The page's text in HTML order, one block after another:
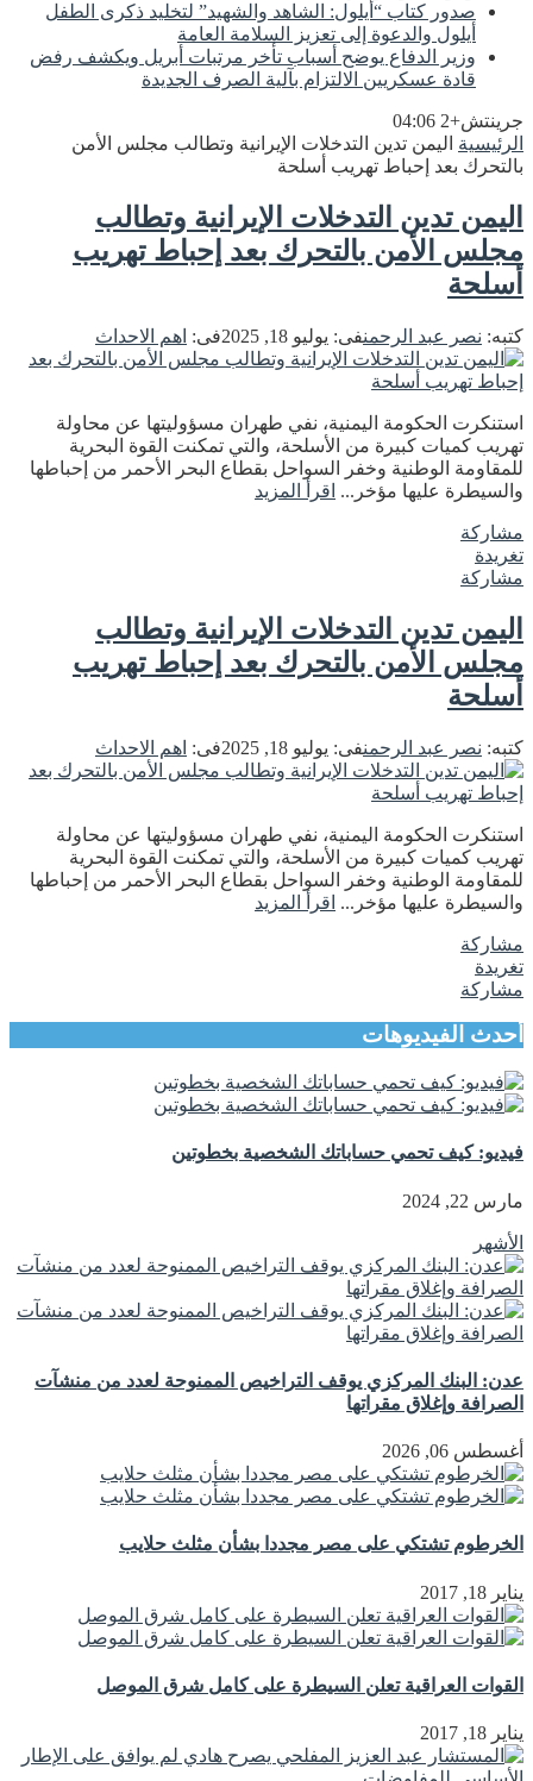
صدور كتاب “أيلول: الشاهد والشهيد” لتخليد ذكرى الطفل
أيلول والدعوة إلى تعزيز السلامة العامة
وزير الدفاع يوضح أسباب تأخر مرتبات أبريل ويكشف رفض
قادة عسكريين الالتزام بآلية الصرف الجديدة
جرينتش+2 04:06
الرئيسية اليمن تدين التدخلات الإيرانية وتطالب مجلس الأمن
بالتحرك بعد إحباط تهريب أسلحة
اليمن تدين التدخلات الإيرانية وتطالب
مجلس الأمن بالتحرك بعد إحباط تهريب
أسلحة
كتبه: نصر عبد الرحمنفى: يوليو 18, 2025 فى: اهم الاحداث
استنكرت الحكومة اليمنية، نفي طهران مسؤوليتها عن محاولة
تهريب كميات كبيرة من الأسلحة، والتي تمكنت القوة البحرية
للمقاومة الوطنية وخفر السواحل بقطاع البحر الأحمر من إحباطها
والسيطرة عليها مؤخر... اقرأ المزيد
مشاركة
تغريدة
مشاركة
اليمن تدين التدخلات الإيرانية وتطالب
مجلس الأمن بالتحرك بعد إحباط تهريب
أسلحة
كتبه: نصر عبد الرحمنفى: يوليو 18, 2025 فى: اهم الاحداث
استنكرت الحكومة اليمنية، نفي طهران مسؤوليتها عن محاولة
تهريب كميات كبيرة من الأسلحة، والتي تمكنت القوة البحرية
للمقاومة الوطنية وخفر السواحل بقطاع البحر الأحمر من إحباطها
والسيطرة عليها مؤخر... اقرأ المزيد
مشاركة
تغريدة
مشاركة
أحدث الفيديوهات
فيديو: كيف تحمي حساباتك الشخصية بخطوتين
مارس 22, 2024
الأشهر
عدن: البنك المركزي يوقف التراخيص الممنوحة لعدد من منشآت
الصرافة وإغلاق مقراتها
أغسطس 06, 2026
الخرطوم تشتكي على مصر مجددا بشأن مثلث حلايب
يناير 18, 2017
القوات العراقية تعلن السيطرة على كامل شرق الموصل
يناير 18, 2017